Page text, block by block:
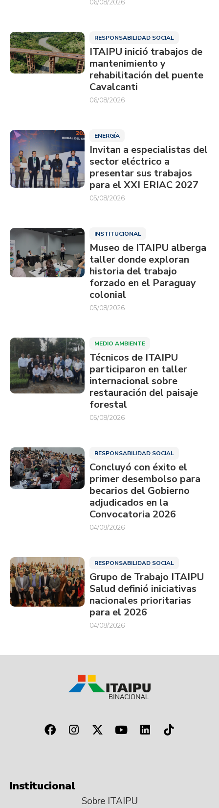
06/08/2026
RESPONSABILIDAD SOCIAL
ITAIPU inició trabajos de
mantenimiento y
rehabilitación del puente
Cavalcanti
06/08/2026
ENERGÍA
Invitan a especialistas del
sector eléctrico a
presentar sus trabajos
para el XXI ERIAC 2027
05/08/2026
INSTITUCIONAL
Museo de ITAIPU alberga
taller donde exploran
historia del trabajo
forzado en el Paraguay
colonial
05/08/2026
MEDIO AMBIENTE
Técnicos de ITAIPU
participaron en taller
internacional sobre
restauración del paisaje
forestal
05/08/2026
RESPONSABILIDAD SOCIAL
Concluyó con éxito el
primer desembolso para
becarios del Gobierno
adjudicados en la
Convocatoria 2026
04/08/2026
RESPONSABILIDAD SOCIAL
Grupo de Trabajo ITAIPU
Salud definió iniciativas
nacionales prioritarias
para el 2026
04/08/2026
Institucional
Sobre ITAIPU